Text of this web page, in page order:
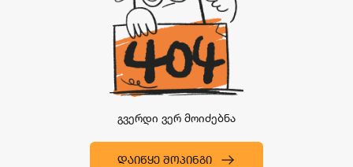
გვერდი ვერ მოიძებნა
ᲓᲐᲘᲬᲧᲔ ᲨᲝᲞᲘᲜᲒᲘ